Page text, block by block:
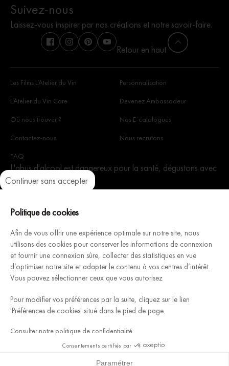
Continuer sans accepter
Politique de cookies
Afin de vous offrir une expérience optimale sur notre site, nous
utilisons des cookies pour conserver les informations de connexion
et fournir une connexion sûre, collecter des statistiques en vue
d’optimiser notre site et adapter le contenu à vos centres d’intérêt.
Vous pouvez sélectionner ceux que vous autorisez
Pour modifier vos préférences par la suite, cliquez sur le lien
'Préférences de cookies' situé dans le pied de page.
Consulter notre politique de confidentialité
Consentements certifiés par
Paramétrer
Notre plateforme vous permet d'adapter et de gérer vos
Suivez-nous
Laissez-vous inspirer par nos créations et notre savoir-faire.
Retour en haut
Les Films L’Atelier du Vin
Personnalisation
L’Atelier du Vin Care
Devenez Ambassadeur
Où nous trouver ?
Nos E-catalogues
Contactez-nous
Nous recrutons
FAQ
L'abus d'alcool est dangereux pour la santé, dégustons avec
modération.
Architecture Intérieure du Vin, fabricant Français de caves à
vins modulables et personnalisables, vous accompagne pour
concevoir & installer votre cave rêvée.
Découvrez
Mentions légales
Conditions Générales de Vente SANBRI S.A.S